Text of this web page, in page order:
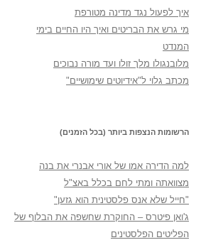
איך לפעול נגד מדינה מטורפת
מי גרש את הבריטים ואיך היו החיים בימי
המנדט
מלובנגולו מלך זולו ועד מורה נבוכים
מכתב גלוי ל"אידיוטים שימושיים"
הרשומות הנצפות ביותר (בכל הזמנים)
למה הדירה אמו של אורי אבנרי את בנה
מצוואתה ומתי לחם בכלל באצ"ל
"חייל שלא אנס פלסטינית הוא גזען"
ג'ואן פיטרס – החוקרת שחשפה את הבלוף של
הפליטים הפלסטינים